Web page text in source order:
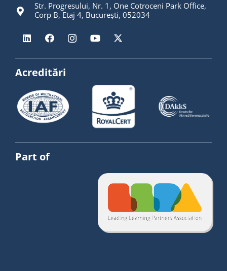
Str. Progresului, Nr. 1, One Cotroceni Park Office,
Corp B, Etaj 4, București, 052034
Acreditări
Part of